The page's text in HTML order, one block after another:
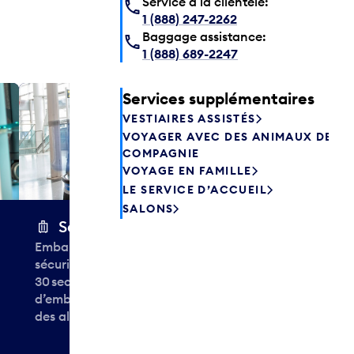
Secure Wrap
Emballez et protégez en toute
sécurité vos bagages en moins de
30 secondes à cette station
d’emballage des bagages près
des allées 2, 7 et 13.
Salon
Les
aliments frais.
1 (888) 247-2262
Baggage assistance:
1 (888) 689-2247
Services supplémentaires
VESTIAIRES ASSISTÉS
VOYAGER AVEC DES ANIMAUX DE
COMPAGNIE
VOYAGE EN FAMILLE
LE SERVICE D’ACCUEIL
SALONS